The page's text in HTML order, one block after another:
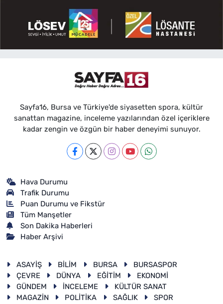
Sayfa16, Bursa ve Türkiye'de siyasetten spora, kültür
sanattan magazine, inceleme yazılarından özel içeriklere
kadar zengin ve özgün bir haber deneyimi sunuyor.
Hava Durumu
Trafik Durumu
Puan Durumu ve Fikstür
Tüm Manşetler
Son Dakika Haberleri
Haber Arşivi
ASAYİŞ BİLİM BURSA
BURSASPOR
ÇEVRE
DÜNYA EĞİTİM
EKONOMİ
GÜNDEM
İNCELEME
KÜLTÜR SANAT
MAGAZİN
POLİTİKA SAĞLIK SPOR